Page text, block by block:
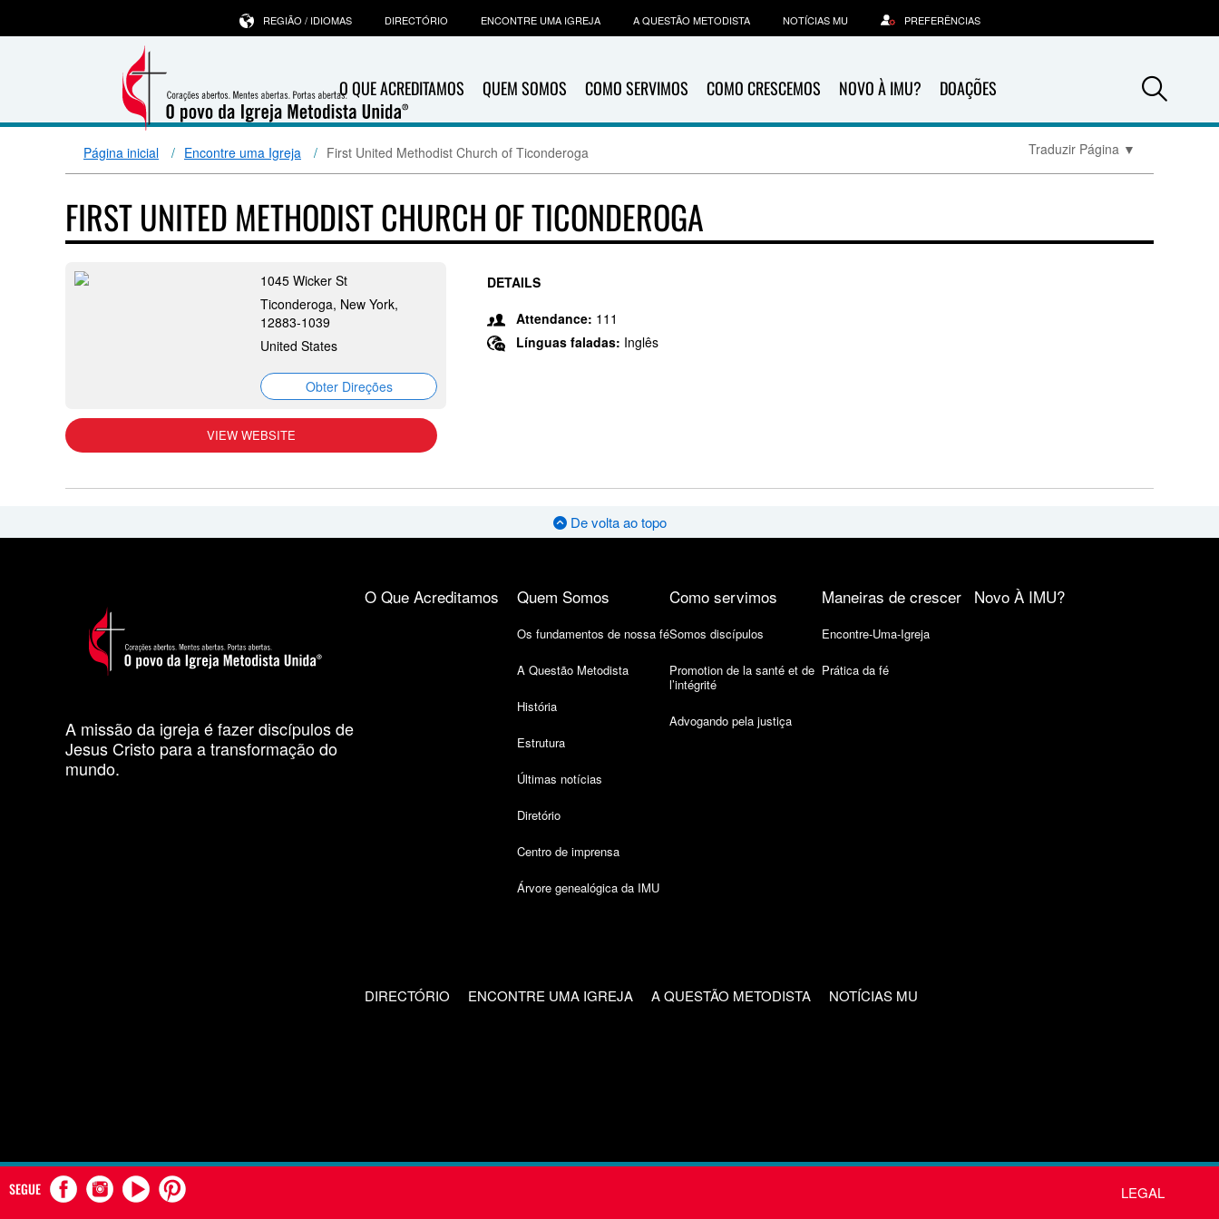
O QUE ACREDITAMOS QUEM SOMOS COMO SERVIMOS COMO CRESCEMOS NOVO À IMU? DOAÇÕES
REGIÃO / IDIOMAS DIRECTÓRIO ENCONTRE UMA IGREJA A QUESTÃO METODISTA NOTÍCIAS MU PREFERÊNCIAS
Página inicial Encontre uma Igreja First United Methodist Church of Ticonderoga Traduzir Página ▼
FIRST UNITED METHODIST CHURCH OF TICONDEROGA
1045 Wicker St
Ticonderoga, New York,
12883-1039
United States
Obter Direções
VIEW WEBSITE
DETAILS
Attendance: 111
Línguas faladas: Inglês
De volta ao topo
A missão da igreja é fazer discípulos de
Jesus Cristo para a transformação do
mundo.
O Que Acreditamos Quem Somos
Os fundamentos de nossa fé
A Questão Metodista
História
Estrutura
Últimas notícias
Diretório
Centro de imprensa
Árvore genealógica da IMU
Como servimos
Somos discípulos
Promotion de la santé et de
l’intégrité
Advogando pela justiça
Maneiras de crescer
Encontre-Uma-Igreja
Prática da fé
Novo À IMU?
DIRECTÓRIO ENCONTRE UMA IGREJA A QUESTÃO METODISTA NOTÍCIAS MU
SEGUE LEGAL